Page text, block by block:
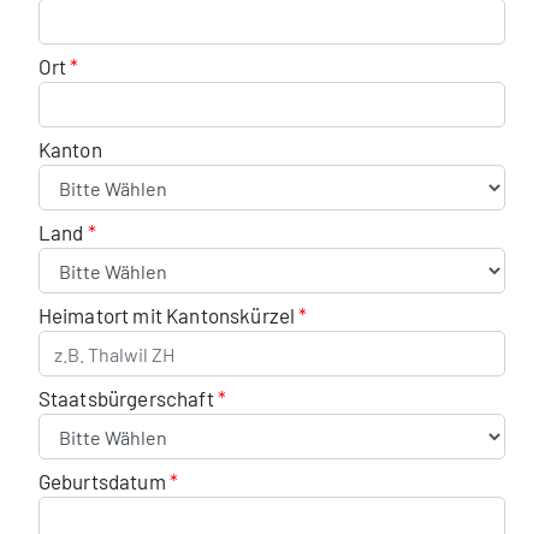
Ort
Kanton
Land
Heimatort mit Kantonskürzel
Staatsbürgerschaft
Geburtsdatum